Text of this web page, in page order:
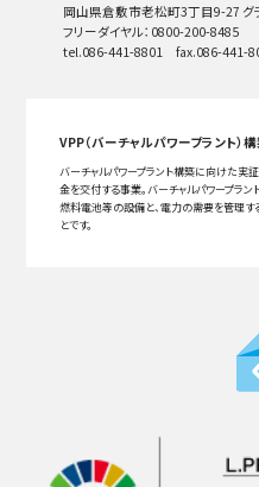
岡山県倉敷市老松町3丁目9-27 グ
フリーダイヤル：0800-200-8485
tel.086-441-8801 fax.086-441-
VPP（バーチャルパワープラント）
バーチャルパワープラント構築に向けた実
金を交付する事業。バーチャルパワープラ
燃料電池等の設備と、電力の需要を管理す
とです。